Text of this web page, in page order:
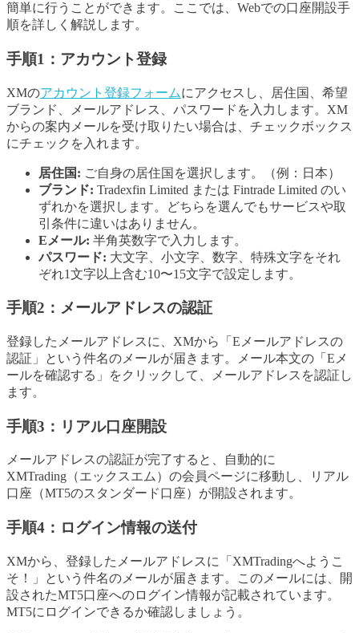
簡単に行うことができます。ここでは、Webでの口座開設手
順を詳しく解説します。
手順1：アカウント登録
XMのアカウント登録フォームにアクセスし、居住国、希望
ブランド、メールアドレス、パスワードを入力します。XM
からの案内メールを受け取りたい場合は、チェックボックス
にチェックを入れます。
居住国: ご自身の居住国を選択します。（例：日本）
ブランド: Tradexfin Limited または Fintrade Limited のい
ずれかを選択します。どちらを選んでもサービスや取
引条件に違いはありません。
Eメール: 半角英数字で入力します。
パスワード: 大文字、小文字、数字、特殊文字をそれ
ぞれ1文字以上含む10〜15文字で設定します。
手順2：メールアドレスの認証
登録したメールアドレスに、XMから「Eメールアドレスの
認証」という件名のメールが届きます。メール本文の「Eメ
ールを確認する」をクリックして、メールアドレスを認証し
ます。
手順3：リアル口座開設
メールアドレスの認証が完了すると、自動的に
XMTrading（エックスエム）の会員ページに移動し、リアル
口座（MT5のスタンダード口座）が開設されます。
手順4：ログイン情報の送付
XMから、登録したメールアドレスに「XMTradingへようこ
そ！」という件名のメールが届きます。このメールには、開
設されたMT5口座へのログイン情報が記載されています。
MT5にログインできるか確認しましょう。